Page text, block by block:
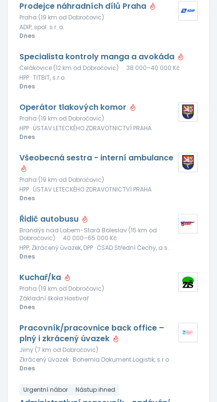
Prodejce náhradních dílů Praha
Praha (19 km od Dobročovic)
ADIP, spol. s r. o.
Dnes
Specialista kontroly manga a avokáda
Čelákovice (12 km od Dobročovic) · 38 000–40 000 Kč
HPP · TITBIT, s.r.o.
Dnes
Operátor tlakových komor
Praha (19 km od Dobročovic)
HPP · ÚSTAV LETECKÉHO ZDRAVOTNICTVÍ PRAHA
Dnes
Všeobecná sestra - interní ambulance
Praha (19 km od Dobročovic)
HPP · ÚSTAV LETECKÉHO ZDRAVOTNICTVÍ PRAHA
Dnes
Řidič autobusu
Brandýs nad Labem-Stará Boleslav (15 km od
Dobročovic) · 40 000–65 000 Kč
HPP, Zkrácený úvazek, DPP · ČSAD Střední Čechy, a.s.
Dnes
Kuchař/ka
Praha (19 km od Dobročovic)
Základní škola Hostivař
Dnes
Pracovník/pracovnice back office –
plný i zkrácený úvazek
Jirny (7 km od Dobročovic)
Zkrácený úvazek · Bohemia Dokument Logistik, s.r.o
Dnes
Urgentní nábor Nástup ihned